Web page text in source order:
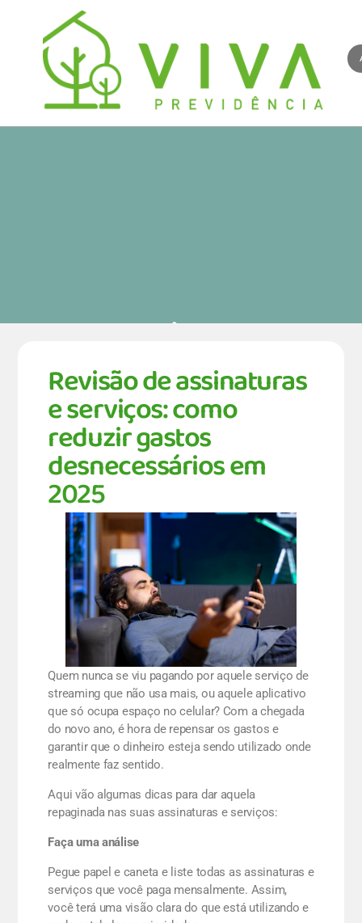
Notícias da
VIVA
Revisão de assinaturas
e serviços: como
reduzir gastos
desnecessários em
2025
Quem nunca se viu pagando por aquele serviço de
streaming que não usa mais, ou aquele aplicativo
que só ocupa espaço no celular? Com a chegada
do novo ano, é hora de repensar os gastos e
garantir que o dinheiro esteja sendo utilizado onde
realmente faz sentido.
Aqui vão algumas dicas para dar aquela
repaginada nas suas assinaturas e serviços:
Faça uma análise
Pegue papel e caneta e liste todas as assinaturas e
serviços que você paga mensalmente. Assim,
você terá uma visão clara do que está utilizando e